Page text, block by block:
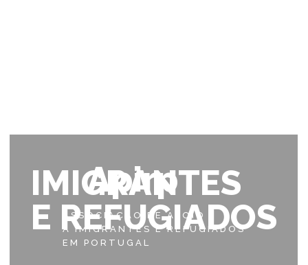
IMIGRANTES
E REFUGIADOS
ASSOCIAÇÃO DE APOIO
A IMIGRANTES E REFUGIADOS
EM PORTUGAL
Apirp